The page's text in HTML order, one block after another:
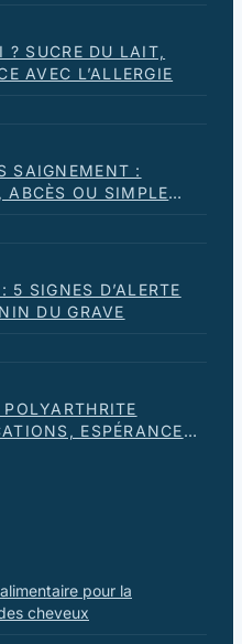
? SUCRE DU LAIT,
AVEC L’ALLERGIE
SAIGNEMENT :
ABCÈS OU SIMPLE
5 SIGNES D’ALERTE
DU GRAVE
ESPÉRANCE
pour la
cheveux